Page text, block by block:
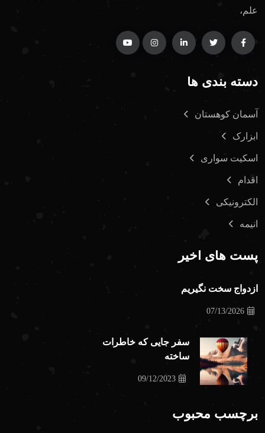
علم،
دسته بندی ها
آسمان کوهستان
ابزارک
اسکیت سواری
اقدام
الکترونیکی
انیمه
پست های اخیر
ازدواج سخت نگیریم
07/13/2026
سفر جایی که خاطرات
ساخته
09/12/2023
برچسب محبوب